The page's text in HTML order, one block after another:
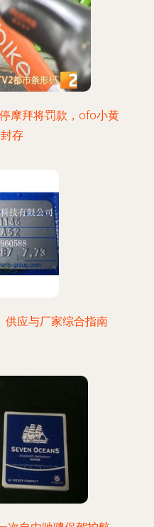
摩拜将罚款，ofo小黄
存
供应与厂家综合指南